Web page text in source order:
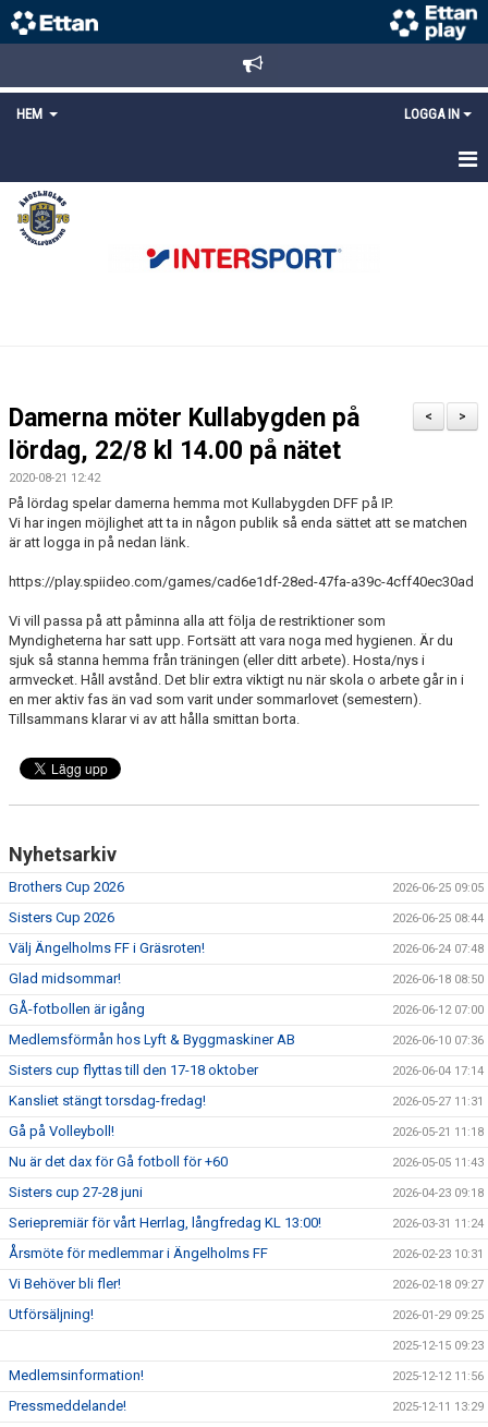
HEM LOGGA IN
STARTSIDA
NYHETER
LÄNKAR
MEDLEMS OCH TRÄNINGSAVGIFTER
>
<
Damerna möter Kullabygden på
lördag, 22/8 kl 14.00 på nätet
2020-08-21 12:42
På lördag spelar damerna hemma mot Kullabygden DFF på IP.
Vi har ingen möjlighet att ta in någon publik så enda sättet att se matchen
är att logga in på nedan länk.
https://play.spiideo.com/games/cad6e1df-28ed-47fa-a39c-4cff40ec30ad
Vi vill passa på att påminna alla att följa de restriktioner som
Myndigheterna har satt upp. Fortsätt att vara noga med hygienen. Är du
sjuk så stanna hemma från träningen (eller ditt arbete). Hosta/nys i
armvecket. Håll avstånd. Det blir extra viktigt nu när skola o arbete går in i
en mer aktiv fas än vad som varit under sommarlovet (semestern).
Tillsammans klarar vi av att hålla smittan borta.
Nyhetsarkiv
Brothers Cup 2026 2026-06-25 09:05
Sisters Cup 2026 2026-06-25 08:44
Välj Ängelholms FF i Gräsroten! 2026-06-24 07:48
Glad midsommar! 2026-06-18 08:50
GÅ-fotbollen är igång 2026-06-12 07:00
Medlemsförmån hos Lyft & Byggmaskiner AB 2026-06-10 07:36
Sisters cup flyttas till den 17-18 oktober 2026-06-04 17:14
Kansliet stängt torsdag-fredag! 2026-05-27 11:31
Gå på Volleyboll! 2026-05-21 11:18
Nu är det dax för Gå fotboll för +60 2026-05-05 11:43
Sisters cup 27-28 juni 2026-04-23 09:18
Seriepremiär för vårt Herrlag, långfredag KL 13:00! 2026-03-31 11:24
Årsmöte för medlemmar i Ängelholms FF 2026-02-23 10:31
Vi Behöver bli fler! 2026-02-18 09:27
Utförsäljning! 2026-01-29 09:25
2025-12-15 09:23
Medlemsinformation! 2025-12-12 11:56
Pressmeddelande! 2025-12-11 13:29